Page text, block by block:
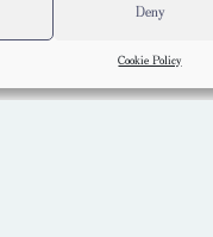
Deny
Cookie Policy